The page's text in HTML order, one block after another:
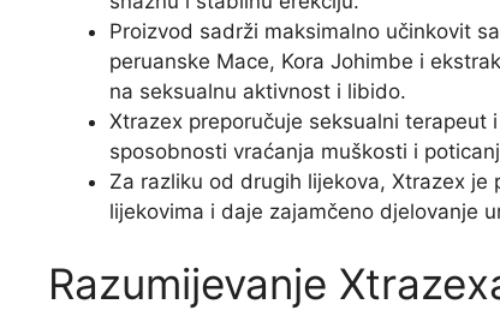
Proizvod sadrži maksimalno učinkovit
peruanske Mace, Kora Johimbe i
na seksualnu aktivnost i libido.
Xtrazex preporučuje seksualni
sposobnosti vraćanja muškosti i
Za razliku od drugih lijekova, Xtrazex
lijekovima i daje zajamčeno djelovanje
Razumijevanje